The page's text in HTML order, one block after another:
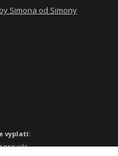
Simona od Simony
vyplatí:
pro vás